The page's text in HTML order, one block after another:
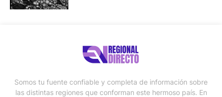
Somos tu fuente confiable y completa de información sobre
las distintas regiones que conforman este hermoso país. En